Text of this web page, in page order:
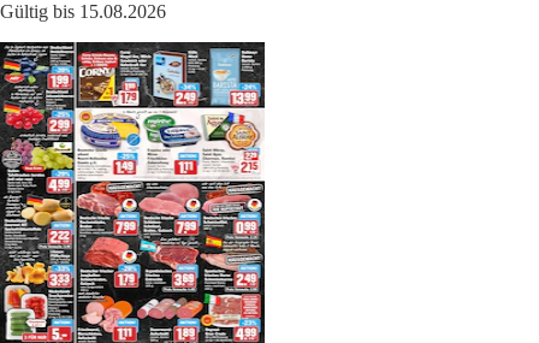
Gültig bis 15.08.2026